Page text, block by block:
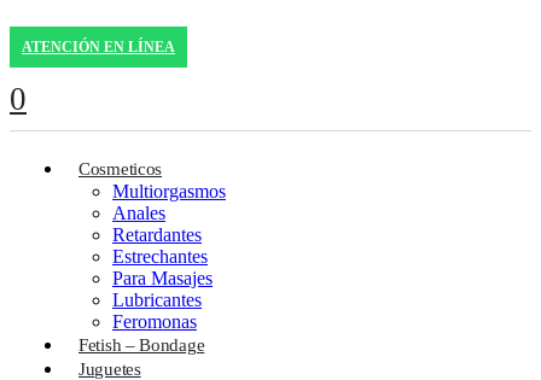
ATENCIÓN EN LÍNEA
0
Cosmeticos
Multiorgasmos
Anales
Retardantes
Estrechantes
Para Masajes
Lubricantes
Feromonas
Fetish – Bondage
Juguetes